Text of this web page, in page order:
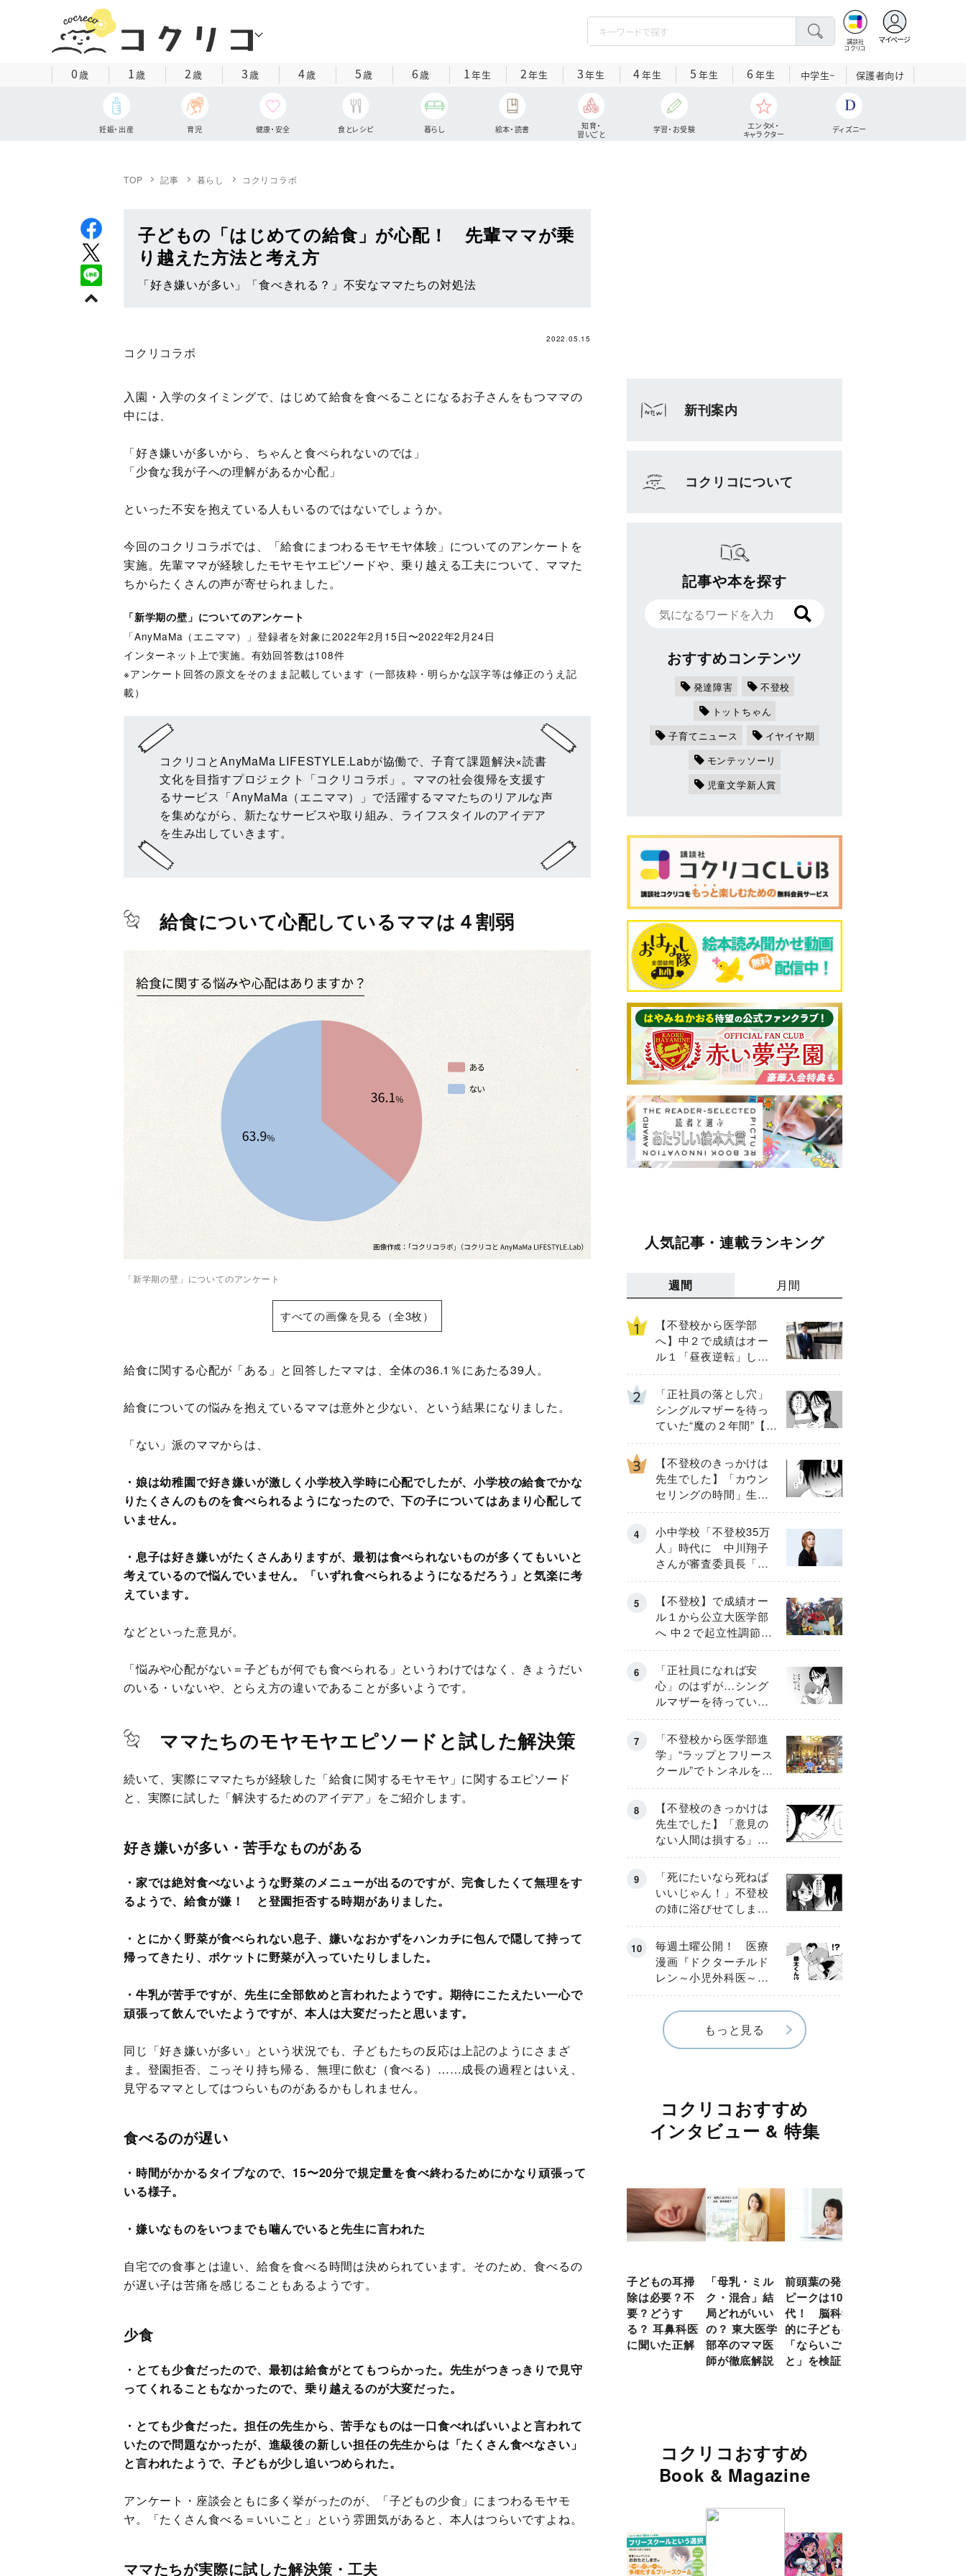
講談社
コクリコ
マイページ
0歳 1歳 2歳 3歳 4歳 5歳 6歳 1年生 2年生 3年生 4年生 5 年生 6 年生 中学生~ 保護者向け
妊娠・出産 育児 健康・安全 食とレシピ 暮らし 絵本・読書
知育・
習いごと
学習・お受験
エンタメ・
キャラクター
ディズニー
TOP 記事 暮らし コクリコラボ
子どもの「はじめての給食」が心配！ 先輩ママが乗
り越えた方法と考え方
「好き嫌いが多い」「食べきれる？」不安なママたちの対処法
2022.05.15
コクリコラボ
入園・入学のタイミングで、はじめて給食を食べることになるお子さんをもつママの
中には、
「好き嫌いが多いから、ちゃんと食べられないのでは」
「少食な我が子への理解があるか心配」
といった不安を抱えている人もいるのではないでしょうか。
今回のコクリコラボでは、「給食にまつわるモヤモヤ体験」についてのアンケートを
実施。先輩ママが経験したモヤモヤエピソードや、乗り越える工夫について、ママた
ちからたくさんの声が寄せられました。
「新学期の壁」についてのアンケート
「AnyMaMa（エニママ）」登録者を対象に2022年2月15日〜2022年2月24日
インターネット上で実施。有効回答数は108件
※アンケート回答の原文をそのまま記載しています（一部抜粋・明らかな誤字等は修正のうえ記
載）
コクリコとAnyMaMa LIFESTYLE.Labが協働で、子育て課題解決×読書
文化を目指すプロジェクト「コクリコラボ」。ママの社会復帰を支援す
るサービス「AnyMaMa（エニママ）」で活躍するママたちのリアルな声
を集めながら、新たなサービスや取り組み、ライフスタイルのアイデア
を生み出していきます。
給食について心配しているママは４割弱
「新学期の壁」についてのアンケート
すべての画像を見る（全3枚）
給食に関する心配が「ある」と回答したママは、全体の36.1％にあたる39人。
給食についての悩みを抱えているママは意外と少ない、という結果になりました。
「ない」派のママからは、
・娘は幼稚園で好き嫌いが激しく小学校入学時に心配でしたが、小学校の給食でかな
りたくさんのものを食べられるようになったので、下の子についてはあまり心配して
いません。
・息子は好き嫌いがたくさんありますが、最初は食べられないものが多くてもいいと
考えているので悩んでいません。「いずれ食べられるようになるだろう」と気楽に考
えています。
などといった意見が。
「悩みや心配がない＝子どもが何でも食べられる」というわけではなく、きょうだい
のいる・いないや、とらえ方の違いであることが多いようです。
ママたちのモヤモヤエピソードと試した解決策
続いて、実際にママたちが経験した「給食に関するモヤモヤ」に関するエピソード
と、実際に試した「解決するためのアイデア」をご紹介します。
好き嫌いが多い・苦手なものがある
・家では絶対食べないような野菜のメニューが出るのですが、完食したくて無理をす
るようで、給食が嫌！ と登園拒否する時期がありました。
・とにかく野菜が食べられない息子、嫌いなおかずをハンカチに包んで隠して持って
帰ってきたり、ポケットに野菜が入っていたりしました。
・牛乳が苦手ですが、先生に全部飲めと言われたようです。期待にこたえたい一心で
頑張って飲んでいたようですが、本人は大変だったと思います。
同じ「好き嫌いが多い」という状況でも、子どもたちの反応は上記のようにさまざ
ま。登園拒否、こっそり持ち帰る、無理に飲む（食べる）……成長の過程とはいえ、
見守るママとしてはつらいものがあるかもしれません。
食べるのが遅い
・時間がかかるタイプなので、15〜20分で規定量を食べ終わるためにかなり頑張って
いる様子。
・嫌いなものをいつまでも噛んでいると先生に言われた
自宅での食事とは違い、給食を食べる時間は決められています。そのため、食べるの
が遅い子は苦痛を感じることもあるようです。
少食
・とても少食だったので、最初は給食がとてもつらかった。先生がつきっきりで見守
ってくれることもなかったので、乗り越えるのが大変だった。
・とても少食だった。担任の先生から、苦手なものは一口食べればいいよと言われて
いたので問題なかったが、進級後の新しい担任の先生からは「たくさん食べなさい」
と言われたようで、子どもが少し追いつめられた。
アンケート・座談会ともに多く挙がったのが、「子どもの少食」にまつわるモヤモ
ヤ。「たくさん食べる＝いいこと」という雰囲気があると、本人はつらいですよね。
ママたちが実際に試した解決策・工夫
新刊案内
コクリコについて
記事や本を探す
おすすめコンテンツ
発達障害
不登校
トットちゃん
子育てニュース
イヤイヤ期
モンテッソーリ
児童文学新人賞
人気記事・連載ランキング
週間 月間
【不登校から医学部
へ】中２で成績はオー
ル１「昼夜逆転」した
わが子を”夜遊び”に連れ
出した母の気づき
「正社員の落とし穴」
シングルマザーを待っ
ていた“魔の２年間”【後
編】
【不登校のきっかけは
先生でした】「カウン
セリングの時間」生徒
の情報をバラしたの
は…《第２話》
小中学校「不登校35万
人」時代に 中川翔子
さんが審査委員長「不
登校生動画甲子園
2026」が開催
【不登校】で成績オー
ル１から公立大医学部
へ 中２で起立性調節障
害「治るまで３年」の
診断 そのとき母は
「正社員になれば安
心」のはずが…シング
ルマザーを待ってい
た“魔の２年間”【前編】
「不登校から医学部進
学」“ラップとフリース
クール”でトンネルを脱
して高校受験へ〔元野
球少年の実話〕
【不登校のきっかけは
先生でした】「意見の
ない人間は損する」担
任の一言が苦しみに…
《第１話》
「死にたいなら死ねば
いいじゃん！」不登校
の姉に浴びせてしまっ
た言葉【番外編・後
編】
毎週土曜公開！ 医療
漫画『ドクターチルド
レン～小児外科医～』
【Episode.４】
もっと見る
コクリコおすすめ
インタビュー & 特集
子どもの耳掃
除は必要？不
要？どうす
る？ 耳鼻科医
に聞いた正解
「母乳・ミル
ク・混合」結
局どれがいい
の？ 東大医学
部卒のママ医
師が徹底解説
前頭葉の発達
ピークは10
代！ 脳科学
的に子どもの
「ならいご
と」を検証
コクリコおすすめ
Book & Magazine